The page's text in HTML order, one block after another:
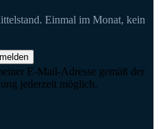
Einmal im Monat, kein
E-Mail-Adresse gemäß der
jederzeit möglich.